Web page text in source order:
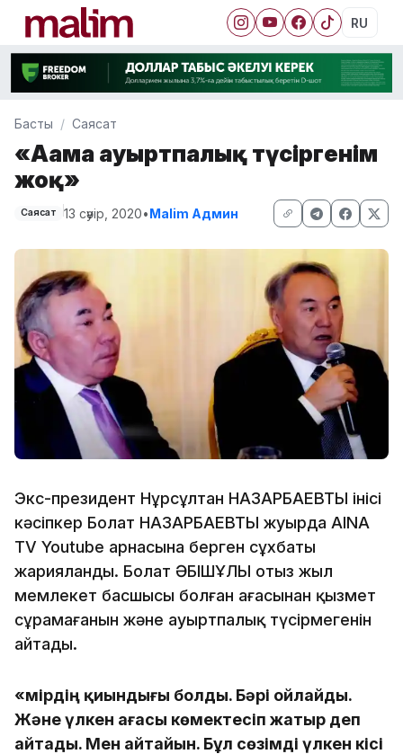
RU
Басты Саясат
«Ағама ауыртпалық түсіргенім
жоқ»
Саясат 13 сәуір, 2020•Malim Админ
Экс-президент Нұрсұлтан НАЗАРБАЕВТЫҢ інісі
кәсіпкер Болат НАЗАРБАЕВТЫҢ жуырда AINA
TV Youtube арнасына берген сұхбаты
жарияланды. Болат ӘБІШҰЛЫ отыз жыл
мемлекет басшысы болған ағасынан қызмет
сұрамағанын және ауыртпалық түсірмегенін
айтады.
«Өмірдің қиындығы болды. Бәрі ойлайды.
Және үлкен ағасы көмектесіп жатыр деп
айтады. Мен айтайын. Бұл сөзімді үлкен кісі